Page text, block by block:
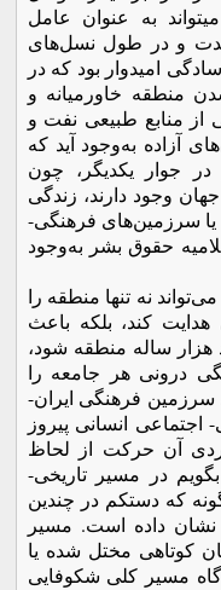
به عنوان عامل
و در طول نسل‌های
امیدوار بود که در
منطقه خاورمیانه و
از منابع طبیعی نفت و
آزاده به‌وجود آید که
جوار یکدیگر، چون
وجود دارند، زندگی
یا سرزمین‌های فرهنگی-
حقوق بشر به‌وجود
نه تنها منطقه را
کند، بلکه باعث
ساله منطقه شود،
درونی هر جامعه را
فرهنگی ایران-
انسانی پیروز
آن حرکت از لحاظ
در مسیر تاریخی-
که دستکم در چندین
نشان داده است. مسیر
کوتاهی مختل شده یا
مسیر کلی شکوفایی